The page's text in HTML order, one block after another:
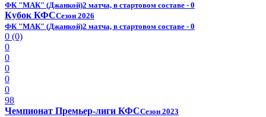
ФК "МАК" (Джанкой)2 матча, в стартовом составе - 0
Кубок КФССезон 2026
ФК "МАК" (Джанкой)2 матча, в стартовом составе - 0
0 (0)
0
0
0
0
0
98
Чемпионат Премьер-лиги КФССезон 2023